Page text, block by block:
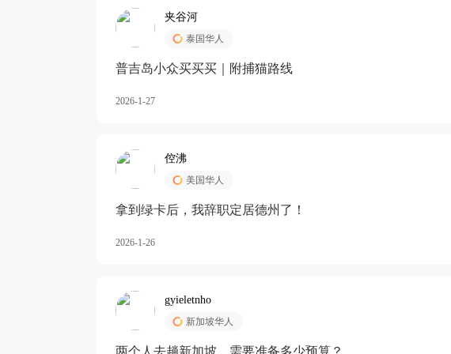
夹谷河
泰国华人
️普吉岛小众买买买｜附捕猫路线
2026-1-27
倥沸
美国华人
拿到绿卡后，我辞职定居德州了！
2026-1-26
gyieletnho
新加坡华人
两个人去趟新加坡，需要准备多少预算？